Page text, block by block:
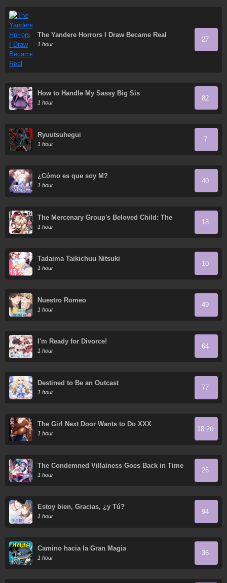
The Yandere Horrors I Draw Became Real
1 hour
27
How to Handle My Sassy Big Sis
1 hour
82
Ryuutsuhegui
1 hour
7
¿Cómo es que soy M?
1 hour
40
The Mercenary Group's Beloved Child: The
Orphan on the Brink of Death Is Raised by the
Mightiest Masters
1 hour
18
Tadaima Taikichuu Nitsuki
1 hour
10
Nuestro Romeo
1 hour
49
I'm Ready for Divorce!
1 hour
64
Destined to Be an Outcast
1 hour
77
The Girl Next Door Wants to Do XXX
1 hour
18.20
The Condemned Villainess Goes Back in Time
and Aims to Become the Ultimate Villain
1 hour
26
Estoy bien, Gracias, ¿y Tú?
1 hour
94
Camino hacia la Gran Magia
1 hour
36